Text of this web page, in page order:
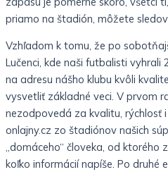
priamo na štadión, môžete
Vzhľadom k tomu, že po
Lučenci, kde naši futbalisti vyhrali
na adresu nášho klubu kvôli
vysvetliť základné veci. V prvom
nezodpovedá za kvalitu, rýchlosť
onlajny.cz zo štadiónov našich
„domáceho“ človeka, od ktorého
koľko informácií napíše. Po druhé